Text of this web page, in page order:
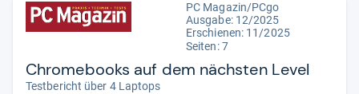
PC Magazin/PCgo
Ausgabe: 12/2025
Erschienen: 11/2025
Seiten: 7
Chromebooks auf dem nächsten Level
Testbericht über 4 Laptops